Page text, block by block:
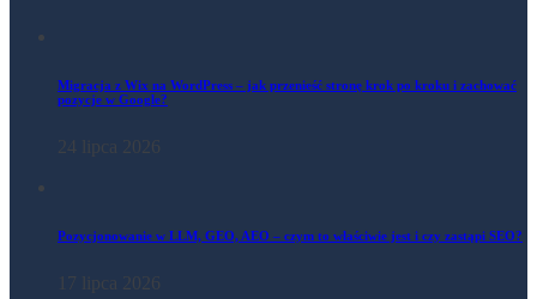
Migracja z Wix na WordPress – jak przenieść stronę krok po kroku i zachować
pozycje w Google?
24 lipca 2026
Pozycjonowanie w LLM, GEO, AEO – czym to właściwie jest i czy zastąpi SEO?
17 lipca 2026